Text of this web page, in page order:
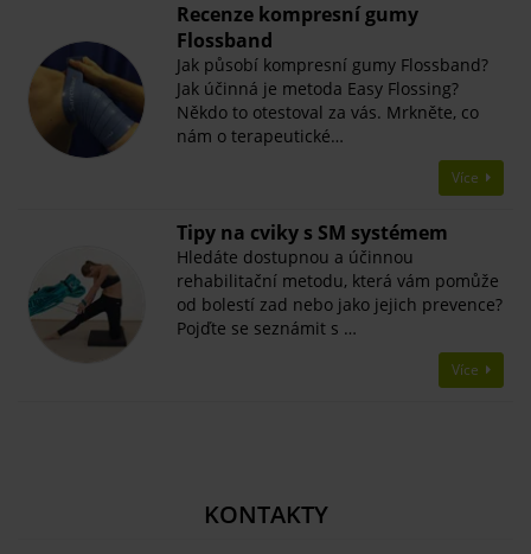
Recenze kompresní gumy
Flossband
Jak působí kompresní gumy Flossband?
Jak účinná je metoda Easy Flossing?
Někdo to otestoval za vás. Mrkněte, co
nám o terapeutické…
Více
Tipy na cviky s SM systémem
Hledáte dostupnou a účinnou
rehabilitační metodu, která vám pomůže
od bolestí zad nebo jako jejich prevence?
Pojďte se seznámit s …
Více
KONTAKTY